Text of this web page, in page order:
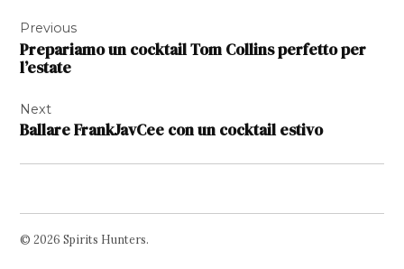
articoli
Previous
Prepariamo un cocktail Tom Collins perfetto per
l’estate
Next
Ballare FrankJavCee con un cocktail estivo
© 2026 Spirits Hunters.